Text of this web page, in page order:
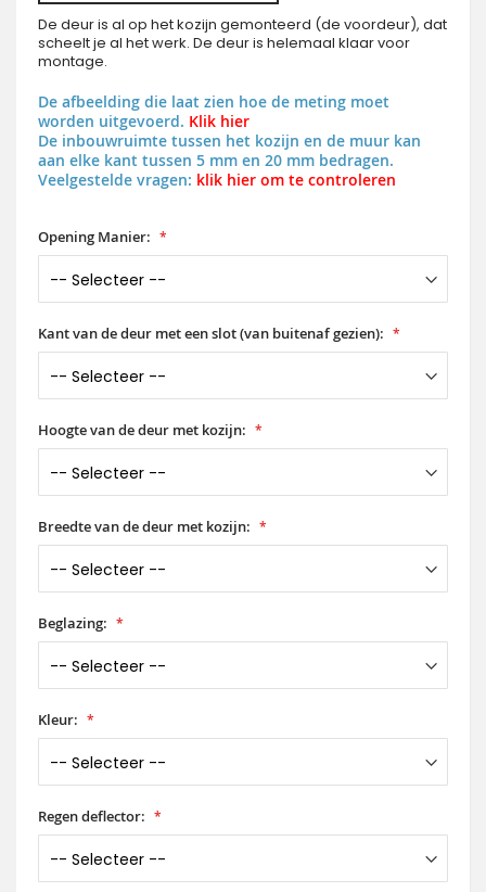
De deur is al op het kozijn gemonteerd (de voordeur), dat
scheelt je al het werk. De deur is helemaal klaar voor
montage.
De afbeelding die laat zien hoe de meting moet
worden uitgevoerd. Klik hier
De inbouwruimte tussen het kozijn en de muur kan
aan elke kant tussen 5 mm en 20 mm bedragen.
Veelgestelde vragen: klik hier om te controleren
Opening Manier:
Kant van de deur met een slot (van buitenaf gezien):
Hoogte van de deur met kozijn:
Breedte van de deur met kozijn:
Beglazing:
Kleur:
Regen deflector: